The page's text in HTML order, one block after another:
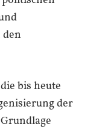
bis heute
der